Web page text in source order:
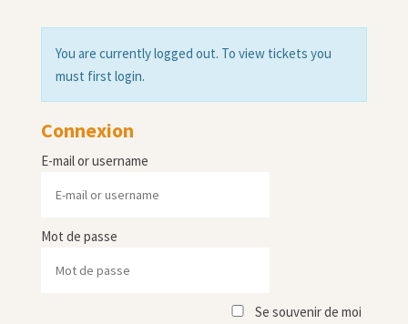
You are currently logged out. To view tickets you
must first login.
Connexion
E-mail or username
Mot de passe
Se souvenir de moi